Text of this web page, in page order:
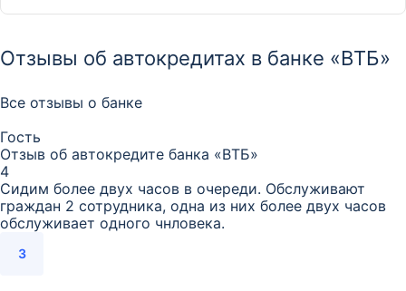
Отзывы об автокредитах в банке «ВТБ»
Все отзывы о банке
Гость
Отзыв об автокредите банка «ВТБ»
4
Сидим более двух часов в очереди. Обслуживают
граждан 2 сотрудника, одна из них более двух часов
обслуживает одного чнловека.
3